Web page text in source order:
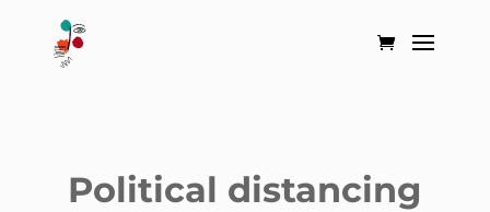
Political distancing